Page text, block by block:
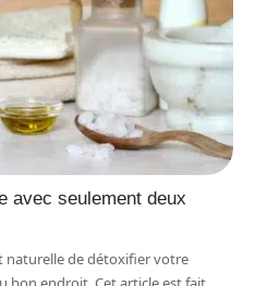
avec seulement deux
naturelle de détoxifier votre